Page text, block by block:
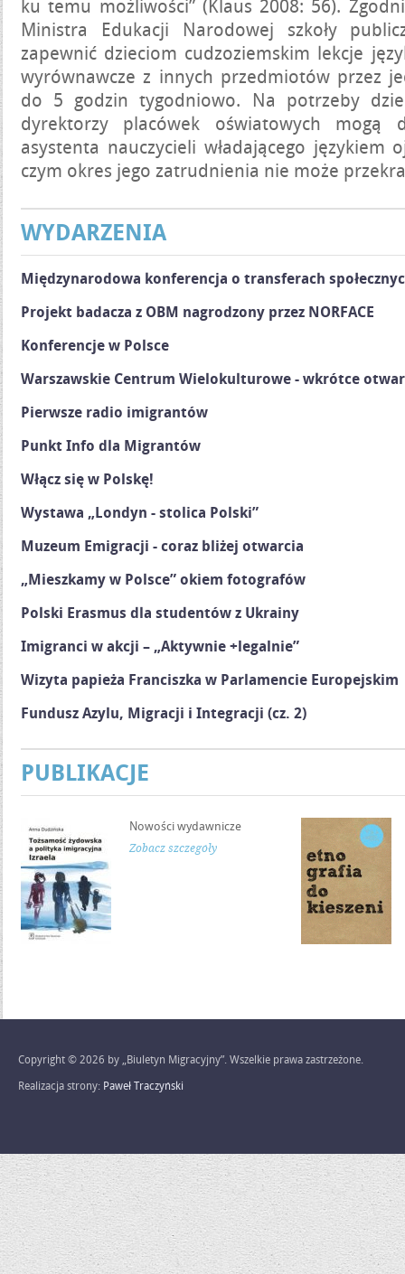
ku temu możliwości” (Klaus 2008: 56).
Ministra Edukacji Narodowej szkoły
zapewnić dzieciom cudzoziemskim lekcje
wyrównawcze z innych przedmiotów przez
do 5 godzin tygodniowo. Na potrzeby
dyrektorzy placówek oświatowych mogą
asystenta nauczycieli władającego językiem
czym okres jego zatrudnienia nie może
WYDARZENIA
Międzynarodowa konferencja o transferach
Projekt badacza z OBM nagrodzony przez NORFACE
Konferencje w Polsce
Warszawskie Centrum Wielokulturowe - wkrótce
Pierwsze radio imigrantów
Punkt Info dla Migrantów
Włącz się w Polskę!
Wystawa „Londyn - stolica Polski”
Muzeum Emigracji - coraz bliżej otwarcia
„Mieszkamy w Polsce” okiem fotografów
Polski Erasmus dla studentów z Ukrainy
Imigranci w akcji – „Aktywnie +legalnie”
Wizyta papieża Franciszka w Parlamencie Europejskim
Fundusz Azylu, Migracji i Integracji (cz. 2)
PUBLIKACJE
Nowości wydawnicze
Zobacz szczegóły
Copyright © 2026 by „Biuletyn Migracyjny”. Wszelkie prawa zastrzeżone.
Realizacja strony: Paweł Traczyński